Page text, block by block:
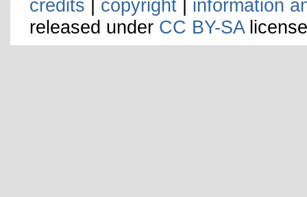
credits copyright
information
released under CC BY-SA